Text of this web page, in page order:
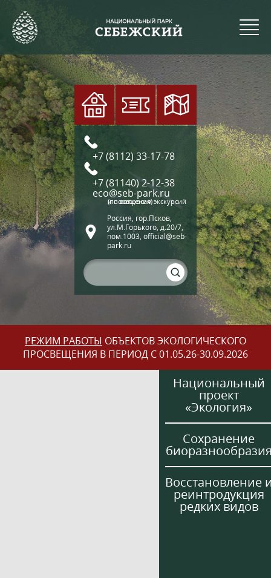
+7 (8112) 33-17-78
+7 (81140) 2-12-38
eco@seb-park.ru
(по вопросам экскурсий и посещения)
Россия, гор.Псков,
ул.М.Горького, д.20/7,
пом.1003, official@seb-
park.ru
РЕЖИМ РАБОТЫ ОБЪЕКТОВ ЭКОЛОГИЧЕСКОГО
ПРОСВЕЩЕНИЯ В ПЕРИОД С 01.05.26-30.09.2026
Национальный
проект
«Экология»
Сохранение
Восстановление
реинтродукция
редких видов